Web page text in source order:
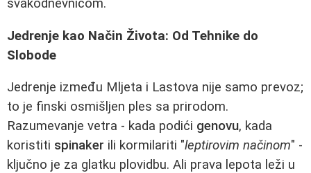
svakodnevnicom.
Jedrenje kao Način Života: Od Tehnike do
Slobode
Jedrenje između Mljeta i Lastova nije samo prevoz;
to je finski osmišljen ples sa prirodom.
Razumevanje vetra - kada podići genovu, kada
koristiti spinaker ili kormilariti "leptirovim načinom" -
ključno je za glatku plovidbu. Ali prava lepota leži u